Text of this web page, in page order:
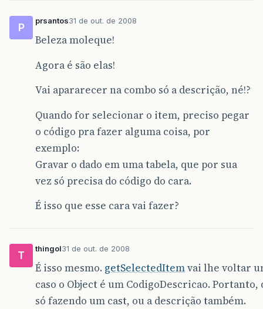
P
prsantos31 de out. de 2008
Beleza moleque!
Agora é são elas!
Vai apararecer na combo só a descrição, né!?
Quando for selecionar o item, preciso pegar
o código pra fazer alguma coisa, por
exemplo:
Gravar o dado em uma tabela, que por sua
vez só precisa do código do cara.
É isso que esse cara vai fazer?
T
thingol31 de out. de 2008
É isso mesmo. getSelectedItemvai lhe voltar
caso o Object é um CodigoDescricao.
só fazendo um cast, ou a descrição também.